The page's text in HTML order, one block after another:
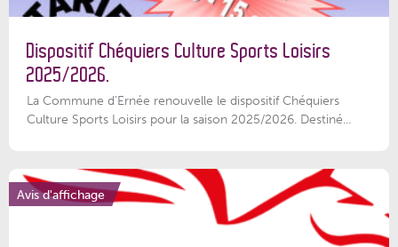
Dispositif Chéquiers Culture Sports Loisirs
2025/2026.
La Commune d'Ernée renouvelle le dispositif Chéquiers
Culture Sports Loisirs pour la saison 2025/2026. Destiné...
Avis d'affichage